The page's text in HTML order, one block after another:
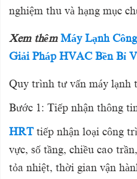
nghiệm thu và hạng mục
Xem thêm Máy Lạnh
Giải Pháp HVAC Bền Bỉ
Quy trình tư vấn máy lạnh
Bước 1: Tiếp nhận thông
HRTtiếp nhận loại công
vực, số tầng, chiều cao
tỏa nhiệt, thời gian vận